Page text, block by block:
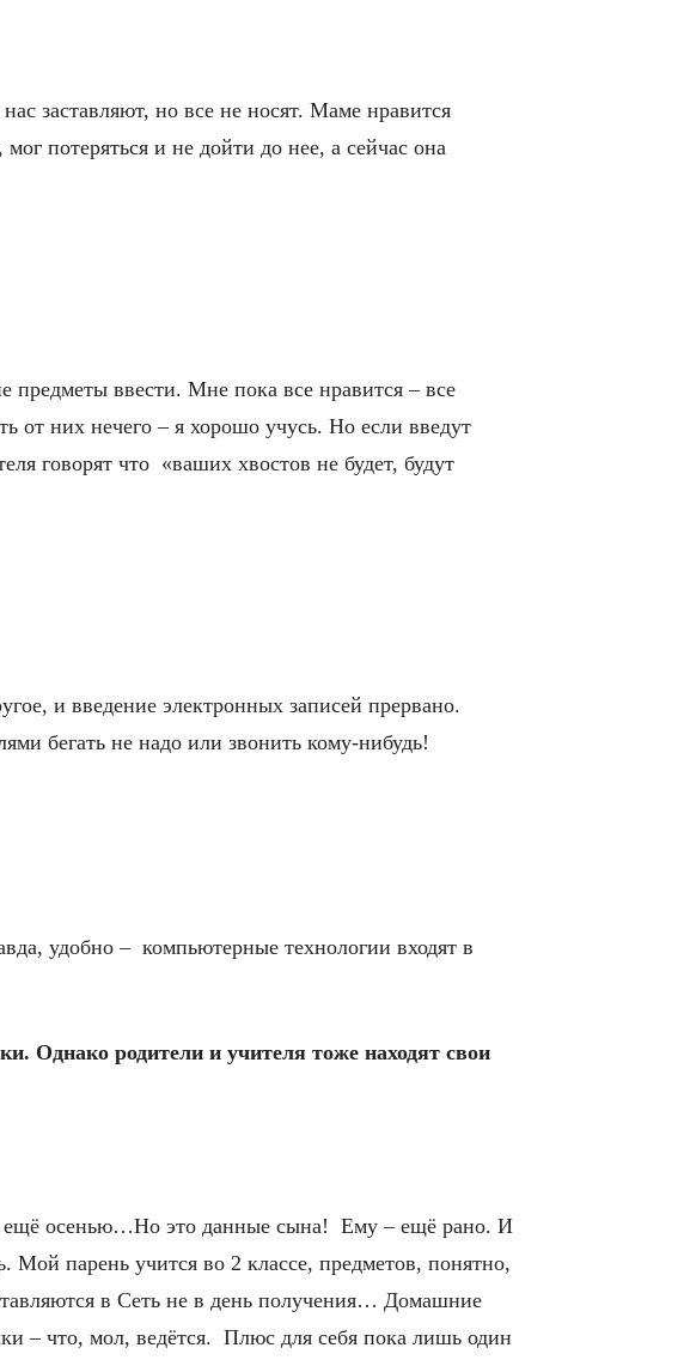
заставляют, но все не носят. Маме нравится
потеряться и не дойти до нее, а сейчас она
ввести. Мне пока все нравится – все
от них нечего – я хорошо учусь. Но если введут
говорят что «ваших хвостов не будет, будут
и введение электронных записей прервано.
бегать не надо или звонить кому-нибудь!
удобно – компьютерные технологии входят в
Однако родители и учителя тоже находят свои
ещё осенью…Но это данные сына! Ему – ещё рано. И
Мой парень учится во 2 классе, предметов, понятно,
в Сеть не в день получения… Домашние
– что, мол, ведётся. Плюс для себя пока лишь один